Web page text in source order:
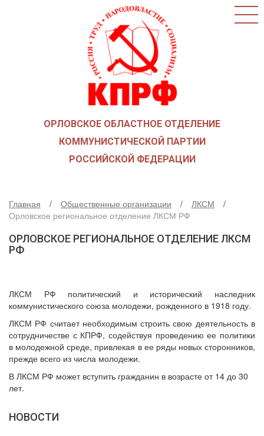
КАК ВСТУПИТЬ В КПРФ
ОБЩЕСТВЕННЫЕ ОРГАНИЗАЦИИ
СОЮЗ СОВЕТСКИХ ОФИЦЕРОВ В ПОДДЕРЖКУ
АРМИИ И ФЛОТА
ДЕПУТАТСКАЯ ВЕРТИКАЛЬ
ПАРТИЙНАЯ ПЕЧАТЬ
МЕСТНЫЕ ОТДЕЛЕНИЯ
КОНТАКТЫ
ОРЛОВСКОЕ ОБЛАСТНОЕ ОТДЕЛЕНИЕ
КОММУНИСТИЧЕСКОЙ ПАРТИИ
РОССИЙСКОЙ ФЕДЕРАЦИИ
Главная Общественные организации
ЛКСМ
Орловское региональное отделение ЛКСМ РФ
ОРЛОВСКОЕ РЕГИОНАЛЬНОЕ ОТДЕЛЕНИЕ ЛКСМ
РФ
ЛКСМ РФ политический и исторический наследник
коммунистического союза молодежи, рожденного в 1918 году.
ЛКСМ РФ считает необходимым строить свою деятельность в
сотрудничестве с КПРФ, содействуя проведению ее политики
в молодежной среде, привлекая в ее ряды новых сторонников,
прежде всего из числа молодежи.
В ЛКСМ РФ может вступить гражданин в возрасте от 14 до 30
лет.
НОВОСТИ